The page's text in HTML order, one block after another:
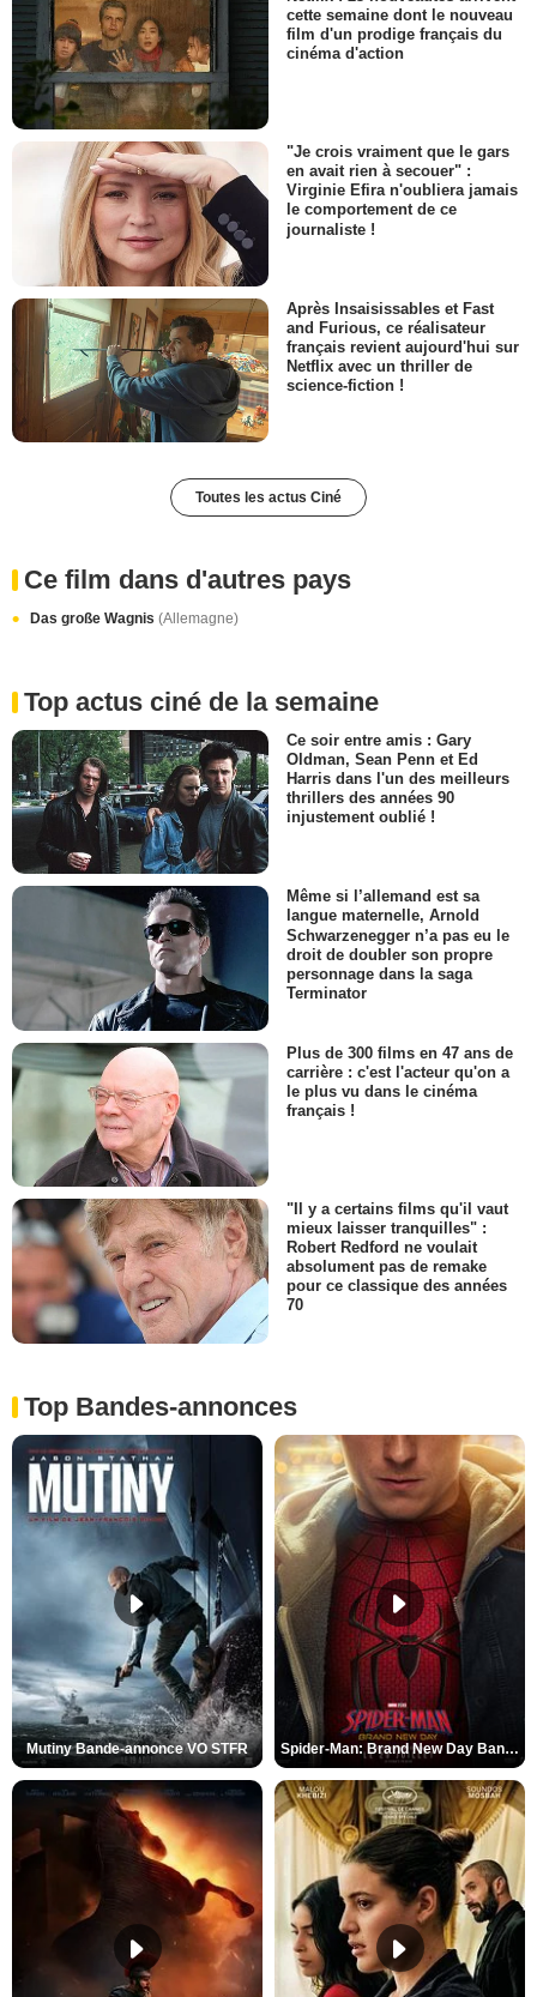
cette semaine dont le nouveau
film d'un prodige français du
cinéma d'action
"Je crois vraiment que le gars
en avait rien à secouer" :
Virginie Efira n'oubliera jamais
le comportement de ce
journaliste !
Après Insaisissables et Fast
and Furious, ce réalisateur
français revient aujourd'hui sur
Netflix avec un thriller de
science-fiction !
Toutes les actus Ciné
Ce film dans d'autres pays
Das große Wagnis (Allemagne)
Top actus ciné de la semaine
Ce soir entre amis : Gary
Oldman, Sean Penn et Ed
Harris dans l'un des meilleurs
thrillers des années 90
injustement oublié !
Même si l’allemand est sa
langue maternelle, Arnold
Schwarzenegger n’a pas eu le
droit de doubler son propre
personnage dans la saga
Terminator
Plus de 300 films en 47 ans de
carrière : c'est l'acteur qu'on a
le plus vu dans le cinéma
français !
"Il y a certains films qu'il vaut
mieux laisser tranquilles" :
Robert Redford ne voulait
absolument pas de remake
pour ce classique des années
70
Top Bandes-annonces
Mutiny Bande-annonce VO STFR Spider-Man: Brand New Day Bande-annonce VO STFR